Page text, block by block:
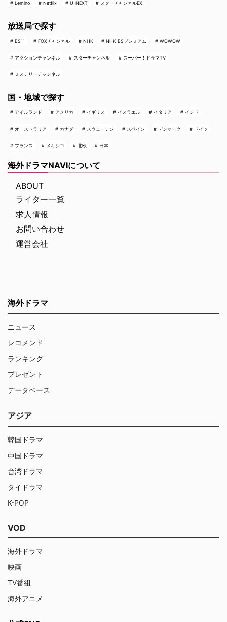
Lemino Netflix U-NEXT スターチャンネルEX
放送局で探す
BS11 FOXチャンネル NHK NHK BSプレミアム WOWOW
アクションチャンネル スターチャンネル スーパー！ドラマTV
ミステリーチャンネル
国・地域で探す
アイルランド アメリカ イギリス イスラエル イタリア インド
オーストラリア カナダ スウェーデン スペイン デンマーク ドイツ
フランス メキシコ 北欧 日本
海外ドラマNAVIについて
ABOUT
ライター一覧
求人情報
お問い合わせ
運営会社
海外ドラマ
ニュース
レコメンド
ランキング
プレゼント
データベース
アジア
韓国ドラマ
中国ドラマ
台湾ドラマ
タイドラマ
K-POP
VOD
海外ドラマ
映画
TV番組
海外アニメ